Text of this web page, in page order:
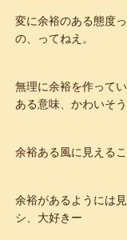
変に余裕のある態度
の、ってねえ。
無理に余裕を作って
ある意味、かわいそう
余裕ある風に見える
余裕があるようには
シ、大好きー